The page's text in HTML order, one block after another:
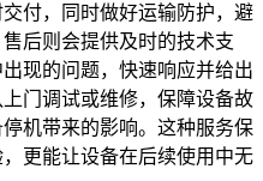
付，同时做好运输防护，避
后则会提供及时的技术支
现的问题，快速响应并给出
门调试或维修，保障设备故
机带来的影响。这种服务保
更能让设备在后续使用中无